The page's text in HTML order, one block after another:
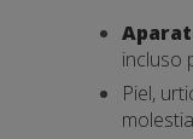
incluso
Piel,